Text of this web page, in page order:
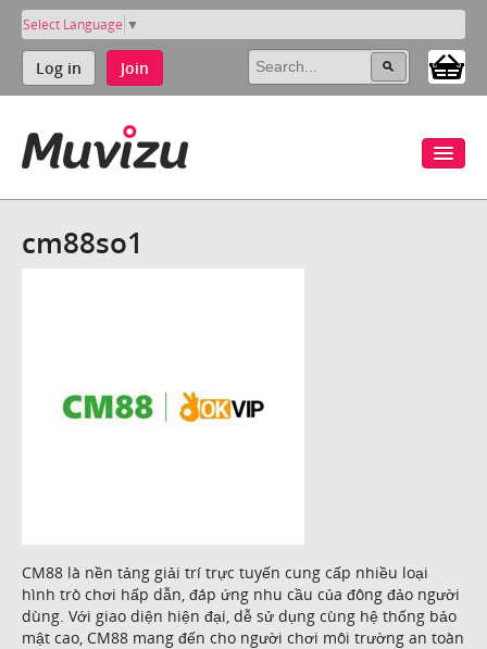
Select Language ▼
Log in Join
cm88so1
CM88 là nền tảng giải trí trực tuyến cung cấp nhiều loại
hình trò chơi hấp dẫn, đáp ứng nhu cầu của đông đảo người
dùng. Với giao diện hiện đại, dễ sử dụng cùng hệ thống bảo
mật cao, CM88 mang đến cho người chơi môi trường an toàn